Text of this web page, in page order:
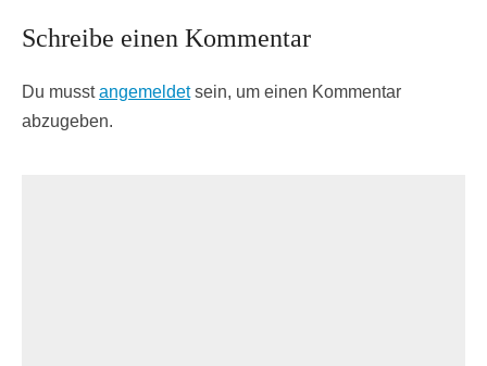
Schreibe einen Kommentar
Du musstangemeldetsein, um einen Kommentar
abzugeben.